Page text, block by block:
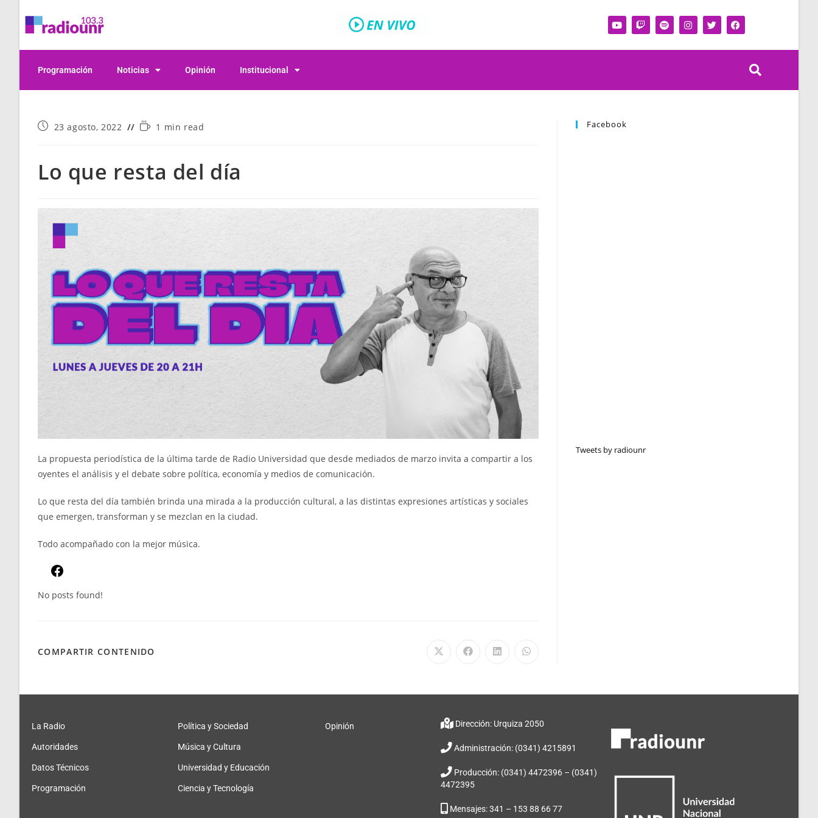
Programación Noticias Opinión Institucional
23 agosto, 2022 1 min read
Lo que resta del día
La propuesta periodística de la última tarde de Radio Universidad que desde mediados de marzo invita a compartir a los
oyentes el análisis y el debate sobre política, economía y medios de comunicación.
Lo que resta del día también brinda una mirada a la producción cultural, a las distintas expresiones artísticas y sociales
que emergen, transforman y se mezclan en la ciudad.
Todo acompañado con la mejor música.
No posts found!
COMPARTIR CONTENIDO
Facebook
Tweets by radiounr
La Radio
Autoridades
Datos Técnicos
Programación
Política y Sociedad
Música y Cultura
Universidad y Educación
Ciencia y Tecnología
Opinión Dirección: Urquiza 2050
Administración: (0341) 4215891
Producción: (0341) 4472396 – (0341)
4472395
Mensajes: 341 – 153 88 66 77